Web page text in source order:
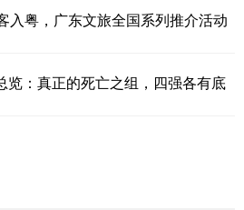
入粤，广东文旅全国系列推介活动
览：真正的死亡之组，四强各有底